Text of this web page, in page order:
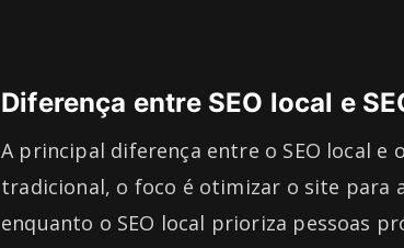
Diferença entre SEO local e
A principal diferença entre o SEO local e
tradicional, o foco é otimizar o site para
enquanto o SEO local prioriza pessoas